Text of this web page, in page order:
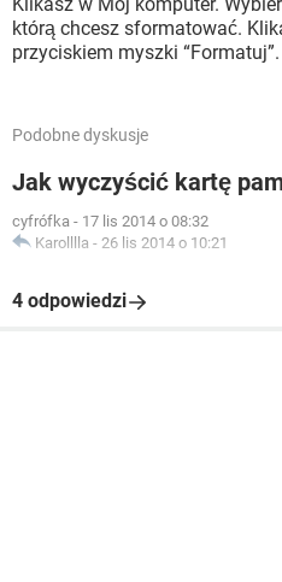
którą chcesz sformatować.
przyciskiem myszki “Formatuj”.
Podobne dyskusje
Jak wyczyścić kartę
cyfrófka - 17 lis 2014 o 08:32
Karolllla - 26 lis 2014 o 10:21
4 odpowiedzi